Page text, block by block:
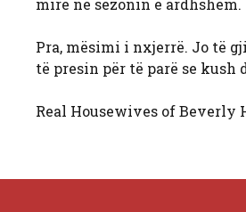
mirë në sezonin e ardhshëm.
Pra, mësimi i nxjerrë. Jo të
të presin për të parë se kush
Real Housewives of Beverly